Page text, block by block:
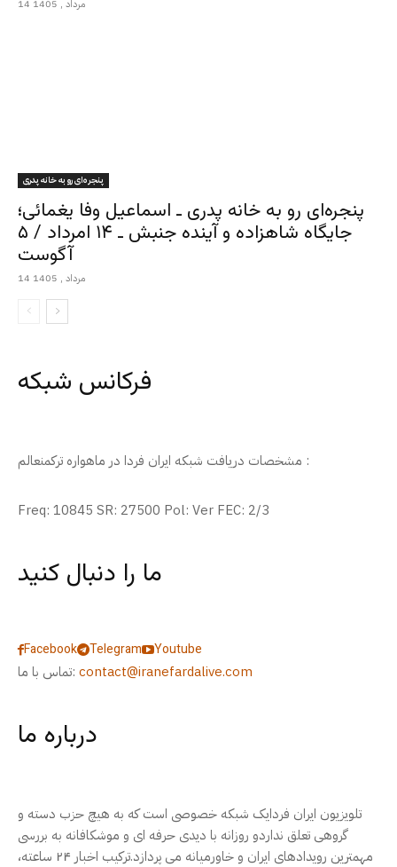
14 مرداد , 1405
پنجره‌ای رو به خانه پدری
پنجره‌ای رو به خانه پدری ـ اسماعیل وفا یغمائی؛
جایگاه شاهزاده و آینده جنبش ـ ۱۴ امرداد / ۵
آگوست
14 مرداد , 1405
فرکانس شبکه
مشخصات دریافت شبکه ایران فردا در ماهواره ترکمنعالم :
Freq: 10845 SR: 27500 Pol: Ver FEC: 2/3
ما را دنبال کنید
Facebook Telegram
Youtube
تماس با ما: contact@iranefardalive.com
درباره ما
تلویزیون ایران فردایک شبکه خصوصی است که به هیچ حزب دسته و
گروهی تعلق نداردو روزانه با دیدی حرفه ای و موشکافانه به بررسی
مهمترین رویدادهای ایران و خاورمیانه می پردازد.ترکیب اخبار ۲۴ ساعته،